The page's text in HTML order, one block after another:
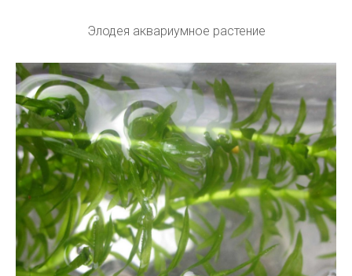
Элодея аквариумное растение